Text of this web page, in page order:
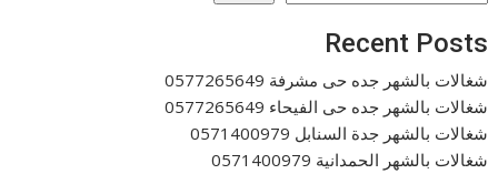
Recent Posts
شغالات بالشهر جده حى مشرفة 0577265649
شغالات بالشهر جده حى الفيحاء 0577265649
شغالات بالشهر جدة السنابل 0571400979
شغالات بالشهر الحمدانية 0571400979